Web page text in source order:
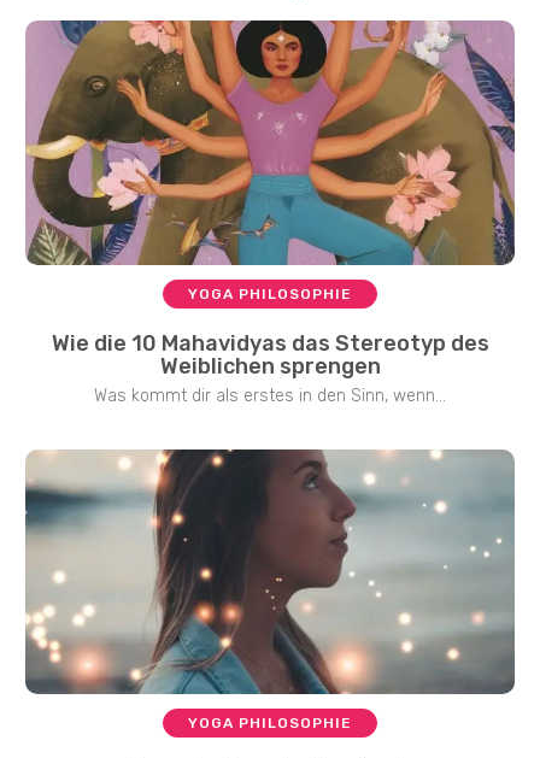
YOGA PHILOSOPHIE
Wie die 10 Mahavidyas das Stereotyp des
Weiblichen sprengen
Was kommt dir als erstes in den Sinn, wenn...
YOGA PHILOSOPHIE